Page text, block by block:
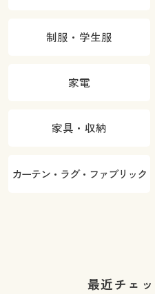
制服・学生服
家電
家具・収納
カーテン・ラグ・ファブリック
最近チェ